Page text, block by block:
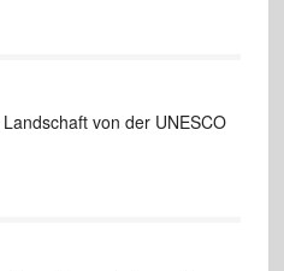
Landschaft von der UNESCO